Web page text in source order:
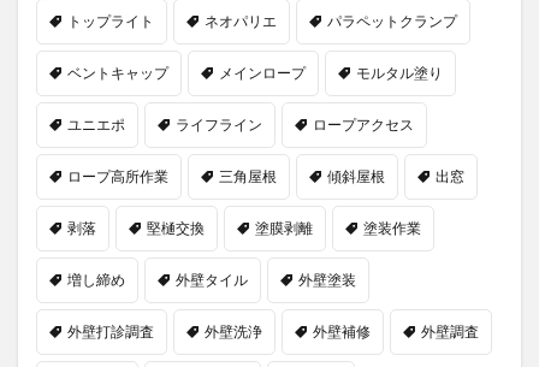
トップライト ネオパリエ パラペットクランプ
ベントキャップ メインロープ モルタル塗り
ユニエポ ライフライン ロープアクセス
ロープ高所作業 三角屋根 傾斜屋根 出窓
剥落 堅樋交換 塗膜剥離 塗装作業
増し締め 外壁タイル 外壁塗装
外壁打診調査 外壁洗浄 外壁補修 外壁調査